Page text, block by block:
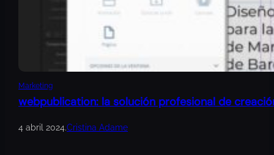
Marketing
webpublication: la solución profesional de
4 abril 2024.Cristina Adame